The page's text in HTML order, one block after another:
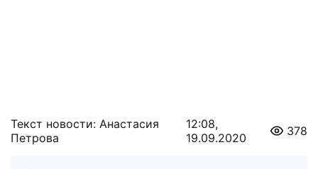
Текст новости: Анастасия
Петрова
12:08,
19.09.2020
378